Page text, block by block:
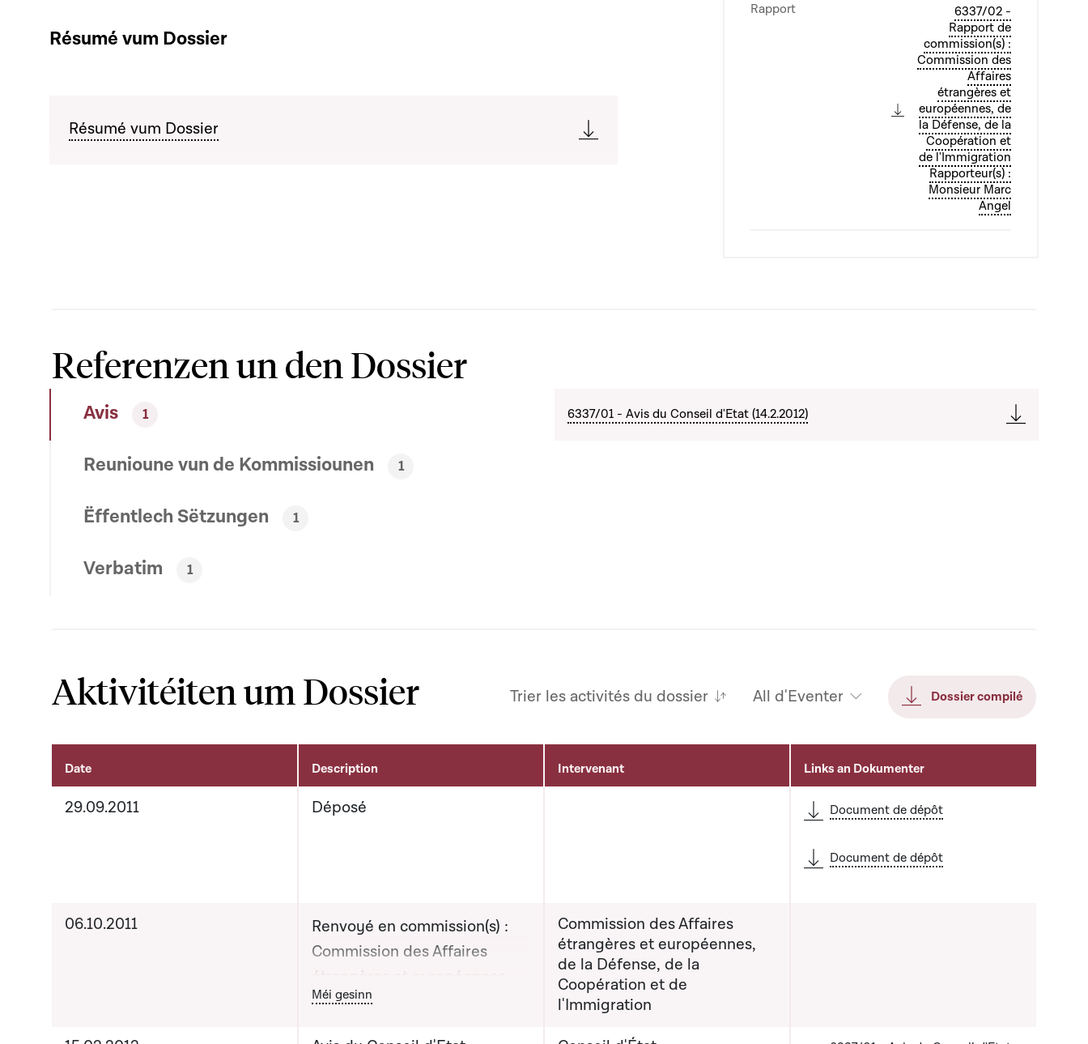
Résumé vum Dossier
Résumé vum Dossier
Rapport
6337/02 -
Rapport de
commission(s) :
Commission des
Affaires
étrangères et
européennes, de
la Défense, de la
Coopération et
de l'Immigration
Rapporteur(s) :
Monsieur Marc
Angel
Referenzen un den Dossier
Avis 1
Reunioune vun de Kommissiounen 1
Ëffentlech Sëtzungen 1
Verbatim 1
6337/01 - Avis du Conseil d'Etat (14.2.2012)
Aktivitéiten um Dossier Trier les activités du dossier All d'Eventer Dossier compilé
Aktivitéiten um Dossier
Date Description Intervenant Links an Dokumenter
29.09.2011 Déposé Document de dépôt
Document de dépôt
06.10.2011
Renvoyé en commission(s) :
Commission des Affaires
étrangères et européennes,
de la Défense, de la
Bouton graphique servant à afficher ou cacher tous les éléments de la liste qui précède
Méi gesinn
Commission des Affaires
étrangères et européennes,
de la Défense, de la
Coopération et de
l'Immigration